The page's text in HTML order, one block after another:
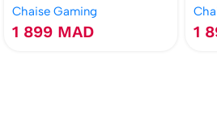
Chaise Gaming
1 899 MAD 1